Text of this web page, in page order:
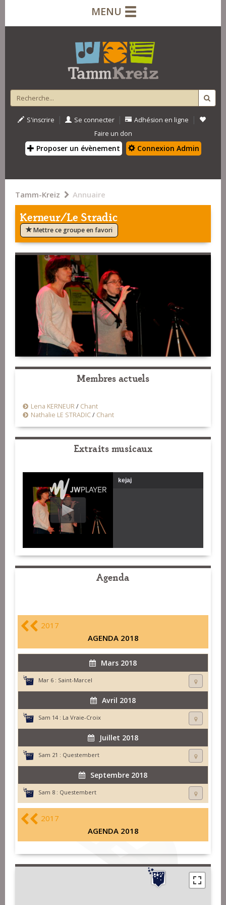
MENU
S'inscrire | Se connecter | Adhésion en ligne |
Faire un don
Proposer un évènement Connexion Admin
Tamm-Kreiz Annuaire
Kerneur/Le Stradic
Mettre ce groupe en favori
Membres actuels
Lena KERNEUR/ Chant
Nathalie LE STRADIC/ Chant
Extraits musicaux
kejaj
Agenda
2017
AGENDA 2018
Mars 2018
Mar 6 : Saint-Marcel
Avril 2018
Sam 14 : La Vraie-Croix
Juillet 2018
Sam 21 : Questembert
Septembre 2018
Sam 8 : Questembert
2017
AGENDA 2018